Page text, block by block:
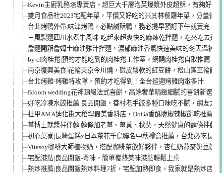
Kevin主廚乳酪塔專賣店，超巨大千層泡芙爆漿外皮超酥，有夠好吃
雙月食品社2023宅配年菜，平價又好吃的米其林餐廳年菜，分量很
台北烤鴨外帶|味津烤鴨，必點鹹酥鴨，務必提早預訂下午就賣完！
三風製麵四川水煮牛風味-吃起來超爽快的麻辣乾拌麵，吃來吃去這
詹麵開箱詹姆士麻油雞汁拌麵，濃郁麻油香氣快速美味的冬天溫補
by cf肉桂捲|預約才能吃到的肉桂捲工作室，網購肉桂捲自取推薦
南京復興美食|花輪東京今川燒，碰皮鬆軟的紅豆餅，松山區車輪餅
台北烤雞-烤雞特攻隊，預約才吃得到！全台巡迴烤雞肉嫩多汁
Bloom wedding花神頂級法式喜餅，高端奢華精緻細膩的喜餅新選擇
好吃冷凍水餃推薦|良品開飯，眷村老手餃多種口味吃不膩，網友大
杜甲AMA迪化街大稻埕最美香料店，DoGa香酥脆椒辣椒餅乾推薦
薑博士就醬拌伴麵|麵條加老薑、薑黃、秋葵，天然健康的麵條拌麵
初心菓寮|長崎蛋糕x日本茶花千鳥聯名中秋禮盒推薦，台北必吃長崎
Vitasoy咖啡大師植物奶，搭配咖啡茶飲好夥伴，杏仁奶燕麥奶豆奶
宅配港點|良品開飯-粵味，簡單覆熱美味港點輕鬆上桌
熱炒推薦|良品開飯熱炒料理7折，宅配加熱即食，我家就是熱炒店